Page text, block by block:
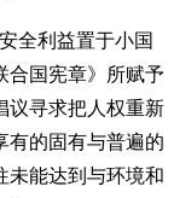
全利益置于小国
合国宪章》所赋予
议寻求把人权重新
有的固有与普遍的
未能达到与环境和